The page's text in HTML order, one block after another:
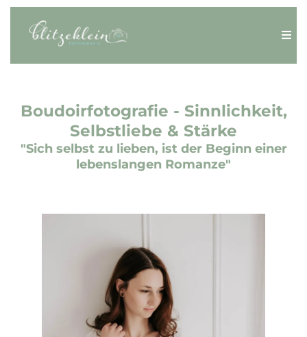
Boudoirfotografie - Sinnlichkeit,
Selbstliebe & Stärke
"Sich selbst zu lieben, ist der Beginn einer
lebenslangen Romanze"